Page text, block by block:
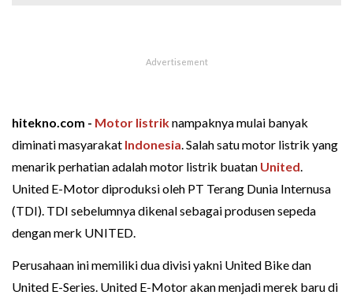
hitekno.com - Motor listriknampaknya mulai banyak
diminati masyarakat Indonesia. Salah satu motor listrik yang
menarik perhatian adalah motor listrik buatan United.
United E-Motor diproduksi oleh PT Terang Dunia Internusa
(TDI). TDI sebelumnya dikenal sebagai produsen sepeda
dengan merk UNITED.
Perusahaan ini memiliki dua divisi yakni United Bike dan
United E-Series. United E-Motor akan menjadi merek baru di